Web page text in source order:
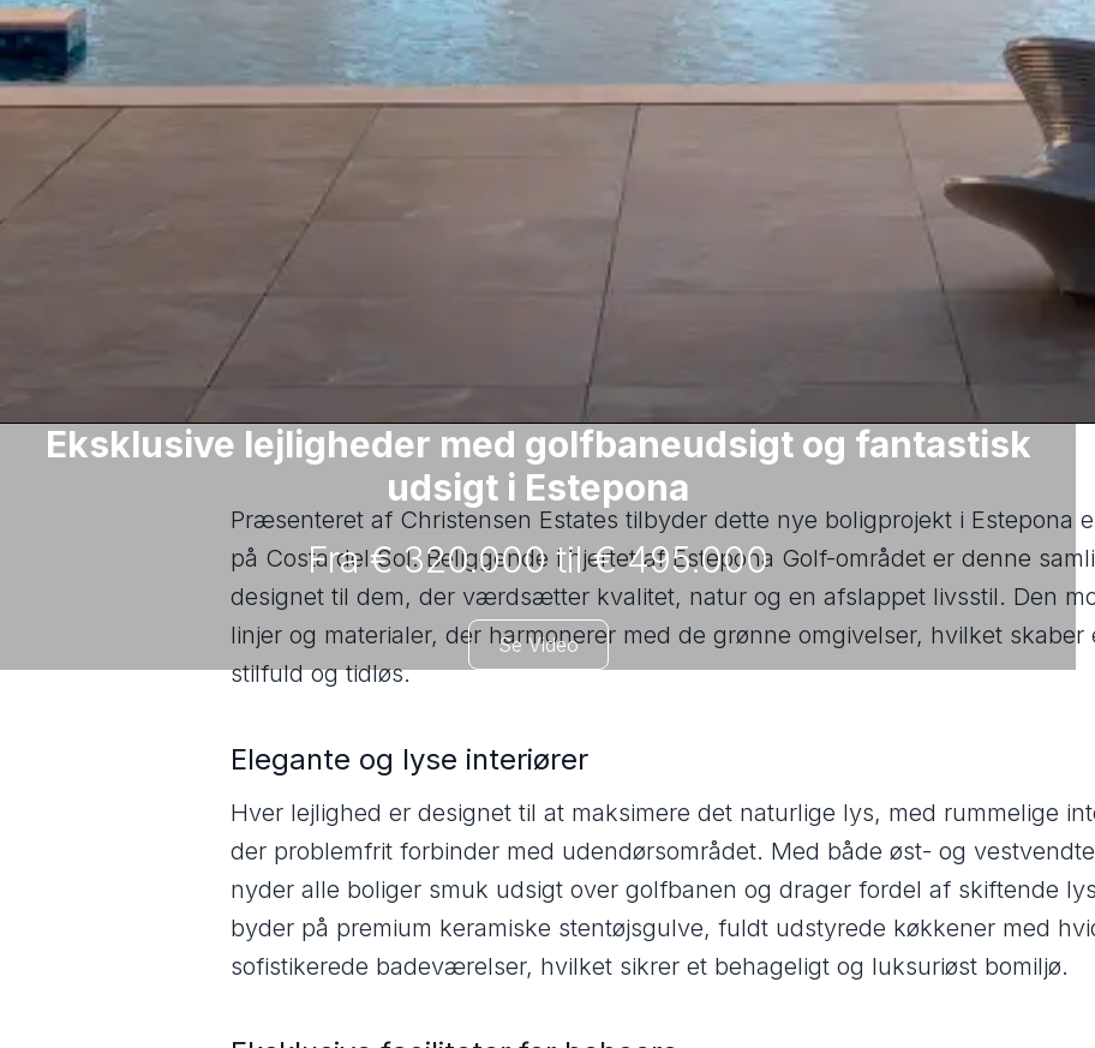
Eksklusive lejligheder med golfbaneudsigt og fantastisk
udsigt i Estepona
Fra € 320.000 til € 495.000
Se Video
Præsenteret af Christensen Estates tilbyder dette nye boligprojekt i Estepona
på Costa del Sol. Beliggende i hjertet af Estepona Golf-området er denne
designet til dem, der værdsætter kvalitet, natur og en afslappet livsstil. Den
linjer og materialer, der harmonerer med de grønne omgivelser, hvilket
stilfuld og tidløs.
Elegante og lyse interiører
Hver lejlighed er designet til at maksimere det naturlige lys, med rummelige
der problemfrit forbinder med udendørsområdet. Med både øst- og
nyder alle boliger smuk udsigt over golfbanen og drager fordel af skiftende
byder på premium keramiske stentøjsgulve, fuldt udstyrede køkkener med
sofistikerede badeværelser, hvilket sikrer et behageligt og luksuriøst bomiljø.